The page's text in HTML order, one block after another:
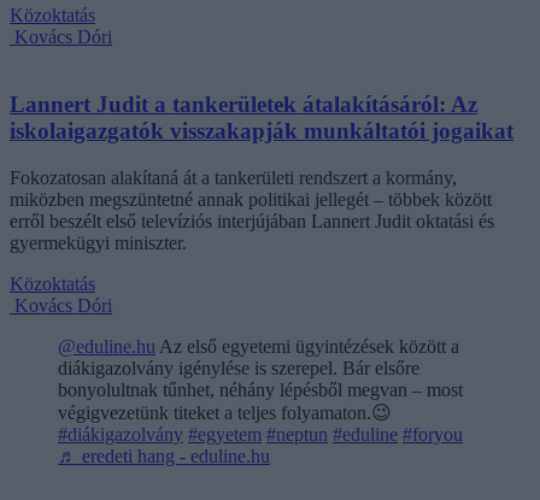
Közoktatás
Kovács Dóri
Lannert Judit a tankerületek átalakításáról: Az
iskolaigazgatók visszakapják munkáltatói jogaikat
Fokozatosan alakítaná át a tankerületi rendszert a kormány,
miközben megszüntetné annak politikai jellegét – többek között
erről beszélt első televíziós interjújában Lannert Judit oktatási és
gyermekügyi miniszter.
Közoktatás
Kovács Dóri
@eduline.hu Az első egyetemi ügyintézések között a
diákigazolvány igénylése is szerepel. Bár elsőre
bonyolultnak tűnhet, néhány lépésből megvan – most
végigvezetünk titeket a teljes folyamaton.😉
#diákigazolvány #egyetem #neptun #eduline #foryou
♬ eredeti hang - eduline.hu